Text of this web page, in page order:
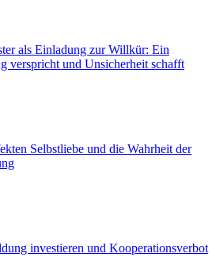
als Einladung zur Willkür: Ein
verspricht und Unsicherheit schafft
Selbstliebe und die Wahrheit der
investieren und Kooperationsverbot